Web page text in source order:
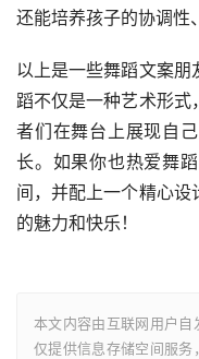
还能培养孩子的协调性
以上是一些舞蹈文案
蹈不仅是一种艺术形
者们在舞台上展现自
长。如果你也热爱舞
间，并配上一个精心
的魅力和快乐！
本文内容由互联网用户
仅提供信息存储空间服务